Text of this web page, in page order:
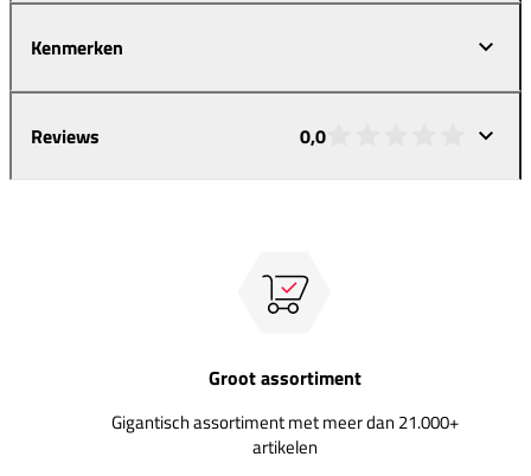
Kenmerken
Reviews 0,0
Groot assortiment
Gigantisch assortiment met meer dan 21.000+
artikelen